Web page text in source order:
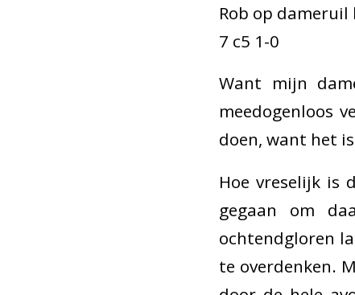
Rob op
7 c5 1-0
Want mijn
meedogenloos
doen, want het
Hoe vreselijk is
gegaan om
ochtendgloren
te overdenken.